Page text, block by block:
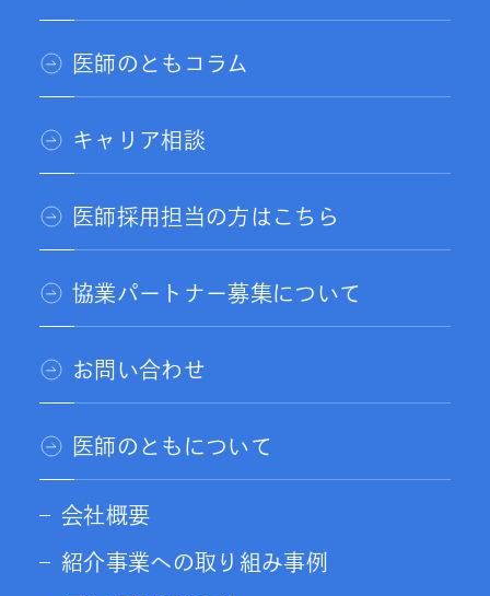
医師のともコラム
キャリア相談
医師採用担当の方はこちら
協業パートナー募集について
お問い合わせ
医師のともについて
会社概要
紹介事業への取り組み事例